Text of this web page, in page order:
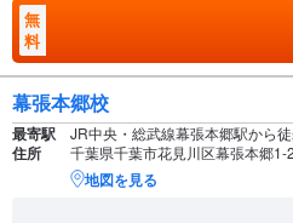
無
料
幕張本郷校
最寄駅 JR中央・総武線幕張本郷駅から
住所 千葉県千葉市花見川区幕張本
地図を見る